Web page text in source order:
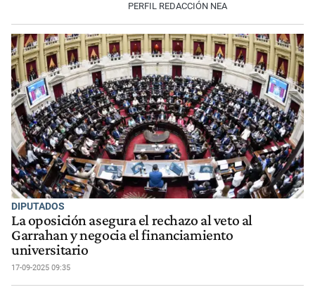
PERFIL REDACCIÓN NEA
DIPUTADOS
La oposición asegura el rechazo al veto al
Garrahan y negocia el financiamiento
universitario
17-09-2025 09:35